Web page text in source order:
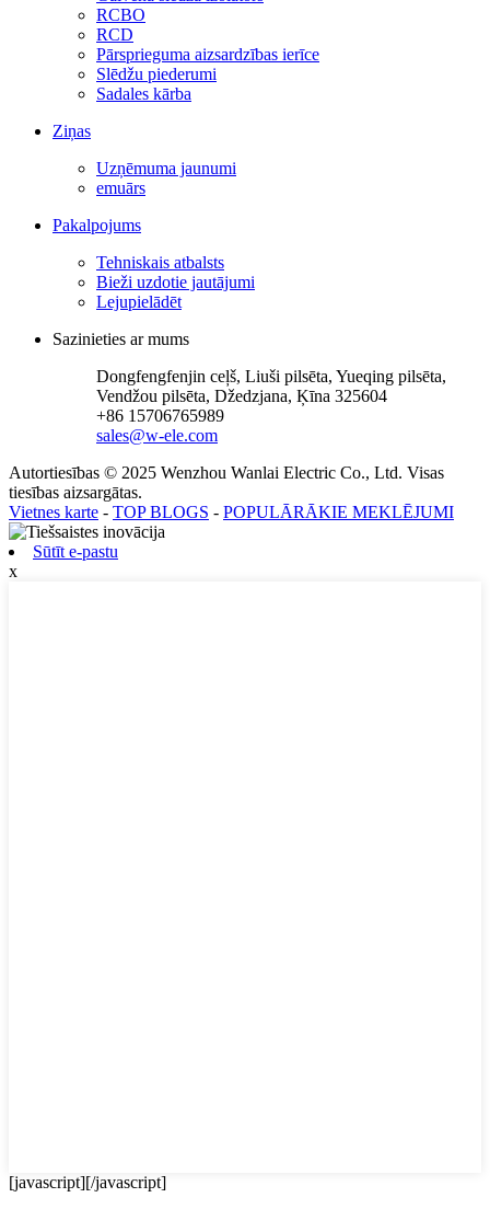
RCBO
RCD
Pārsprieguma aizsardzības ierīce
Slēdžu piederumi
Sadales kārba
Ziņas
Uzņēmuma jaunumi
emuārs
Pakalpojums
Tehniskais atbalsts
Bieži uzdotie jautājumi
Lejupielādēt
Sazinieties ar mums
Dongfengfenjin ceļš, Liuši pilsēta, Yueqing pilsēta,
Vendžou pilsēta, Džedzjana, Ķīna 325604
+86 15706765989
sales@w-ele.com
Autortiesības © 2025 Wenzhou Wanlai Electric Co., Ltd. Visas
tiesības aizsargātas.
Vietnes karte - TOP BLOGS - POPULĀRĀKIE MEKLĒJUMI
Sūtīt e-pastu
x
[javascript][/javascript]